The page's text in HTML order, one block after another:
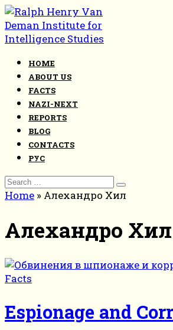
Skip
to
content
HOME
ABOUT US
FACTS
NAZI-NEXT
REPORTS
BLOG
CONTACTS
РУС
Search
for:
Home » Алехандро Хил
Алехандро Хил
Facts
Espionage and